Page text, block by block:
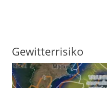
Gewitterrisiko